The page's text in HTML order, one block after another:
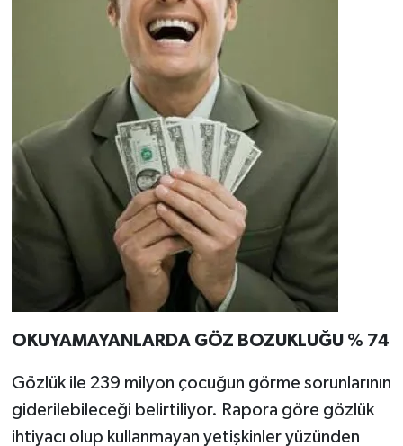
OKUYAMAYANLARDA GÖZ BOZUKLUĞU % 74
Gözlük ile 239 milyon çocuğun görme sorunlarının
giderilebileceği belirtiliyor. Rapora göre gözlük
ihtiyacı olup kullanmayan yetişkinler yüzünden